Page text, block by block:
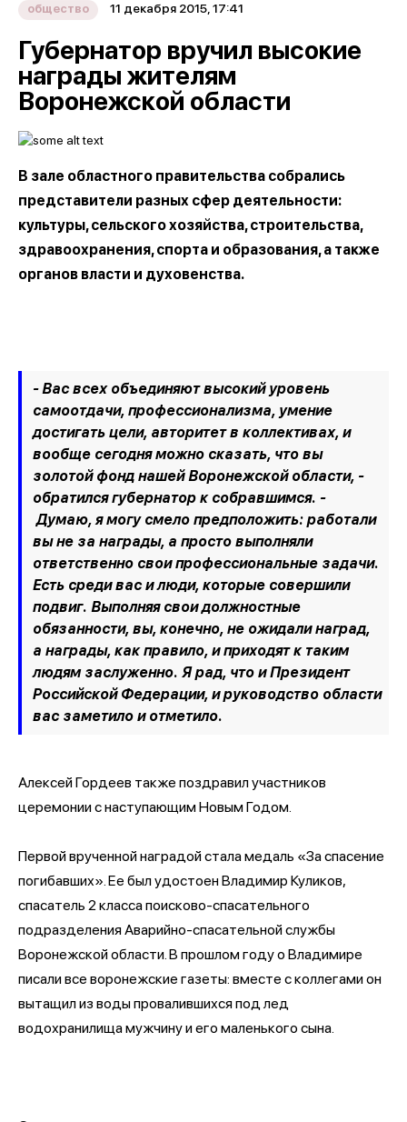
общество 11 декабря 2015, 17:41
Губернатор вручил высокие
награды жителям
Воронежской области
В зале областного правительства собрались
представители разных сфер деятельности:
культуры, сельского хозяйства, строительства,
здравоохранения, спорта и образования, а также
органов власти и духовенства.
- Вас всех объединяют высокий уровень
самоотдачи, профессионализма, умение
достигать цели, авторитет в коллективах, и
вообще сегодня можно сказать, что вы
золотой фонд нашей Воронежской области, -
обратился губернатор к собравшимся. -
Думаю, я могу смело предположить: работали
вы не за награды, а просто выполняли
ответственно свои профессиональные задачи.
Есть среди вас и люди, которые совершили
подвиг. Выполняя свои должностные
обязанности, вы, конечно, не ожидали наград,
а награды, как правило, и приходят к таким
людям заслуженно. Я рад, что и Президент
Российской Федерации, и руководство области
вас заметило и отметило.
Алексей Гордеев также поздравил участников
церемонии с наступающим Новым Годом.
Первой врученной наградой стала медаль «За спасение
погибавших». Ее был удостоен Владимир Куликов,
спасатель 2 класса поисково-спасательного
подразделения Аварийно-спасательной службы
Воронежской области. В прошлом году о Владимире
писали все воронежские газеты: вместе с коллегами он
вытащил из воды провалившихся под лед
водохранилища мужчину и его маленького сына.